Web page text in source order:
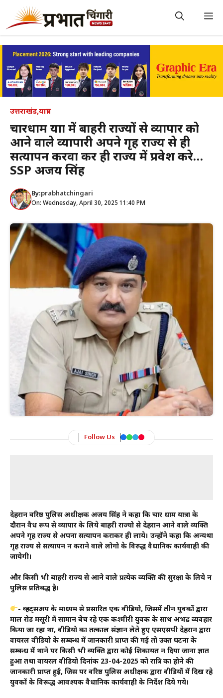
content
उत्तराखंड,यात्रा
चारधाम यात्रा में बाहरी राज्यों से व्यापार को
आने वाले व्यापारी अपने गृह राज्य से ही
सत्यापन करवा कर ही राज्य में प्रवेश करे…
SSP अजय सिंह
By:prabhatchingari
On: Wednesday, April 30, 2025 11:40 PM
Follow Us
देहरादून वरिष्ठ पुलिस अधीक्षक अजय सिंह ने कहा कि चार धाम यात्रा के
दौरान वैध रूप से व्यापार के लिये बाहरी राज्यो से देहरादून आने वाले व्यक्ति
अपने गृह राज्य से अपना सत्यापन कराकर ही लाये। उन्होंने कहा कि अन्यथा
गृह राज्य से सत्यापन न कराने वाले लोगो के विरुद्ध वैधानिक कार्यवाही की
जायेगी।
और किसी भी बाहरी राज्य से आने वाले प्रत्येक व्यक्ति की सुरक्षा के लिये दून
पुलिस प्रतिबद्ध है।
- व्हट्सअप के माध्यम से प्रसारित एक वीडियो, जिसमें तीन युवकों द्वारा
माल रोड मसूरी में सामान बेच रहे एक कश्मीरी युवक के साथ अभद्र व्यवहार
किया जा रहा था, वीडियो का तत्काल संज्ञान लेते हुए एसएसपी देहरादून द्वारा
वायरल वीडियो के सम्बन्ध में जानकारी प्राप्त की गई तो उक्त घटना के
सम्बन्ध में थाने पर किसी भी व्यक्ति द्वारा कोई शिकायत न दिया जाना ज्ञात
हुआ तथा वायरल वीडियो दिनांक 23-04-2025 को रात्रि का होने की
जानकारी प्राप्त हुई, जिस पर वरिष्ठ पुलिस अधीक्षक द्वारा वीडियों में दिख रहे
युवकों के विरूद्ध आवश्यक वैधानिक कार्यवाही के निर्देश दिये गये।